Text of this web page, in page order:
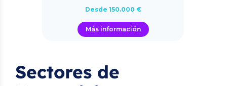
Desde 150.000 €
Más información
Sectores de